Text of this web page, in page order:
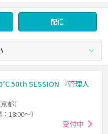
配信
50th SESSION 『管理人
都）
18:00～）
受付中